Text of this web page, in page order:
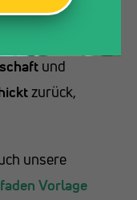
den
und
zurück,
unsere
Vorlage